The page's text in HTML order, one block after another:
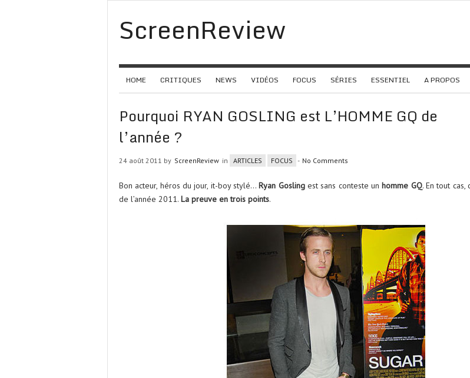
ScreenReview
HOME CRITIQUES NEWS VIDÉOS FOCUS SÉRIES ESSENTIEL A PROPOS
Pourquoi RYAN GOSLING est L’HOMME GQ de
l’année ?
24 août 2011 by ScreenReview in ARTICLES FOCUS - No Comments
Bon acteur, héros du jour, it-boy stylé…Ryan Goslingest sans conteste unhomme GQ. En tout cas,
de l’année 2011. La preuve en trois points.